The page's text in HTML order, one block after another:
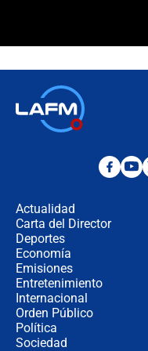
Actualidad
Carta del Director
Deportes
Economía
Emisiones
Entretenimiento
Internacional
Orden Público
Política
Sociedad